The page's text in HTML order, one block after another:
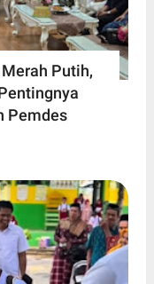
Putih,
Pemdes